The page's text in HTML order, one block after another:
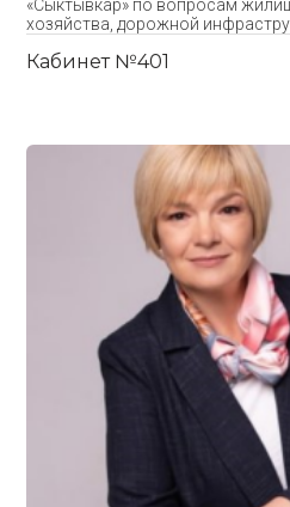
«Сыктывкар» по вопросам
хозяйства, дорожной
Кабинет №401